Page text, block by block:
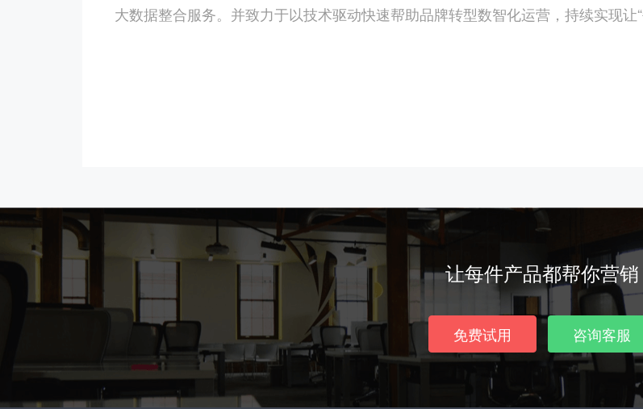
大数据整合服务。并致力于以技术驱动快速帮助品牌转型数智化运营，持续实现让
让每件产品都帮你营销
免费试用 咨询客服